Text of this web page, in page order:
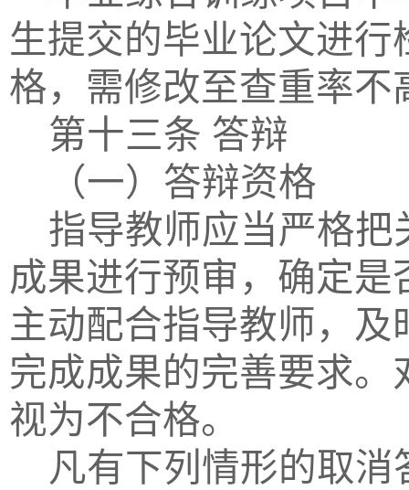
生提交的毕业论文进行
格，需修改至查重率不
第十三条 答辩
（一）答辩资格
指导教师应当严格
成果进行预审，确定
主动配合指导教师，
完成成果的完善要求
视为不合格。
凡有下列情形的取